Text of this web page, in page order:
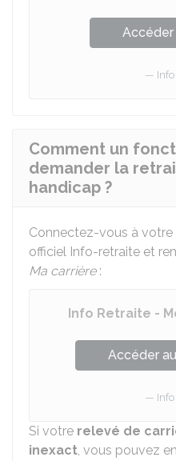
Accéder
Comment un
demander la
handicap ?
Connectez-vous à
officiel Info-retraite et
Ma carrière:
Info Retraite -
Accéder
Si votre relevé de
inexact, vous pouvez